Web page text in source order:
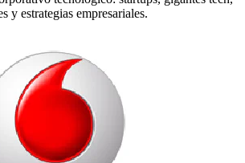
y estrategias empresariales.